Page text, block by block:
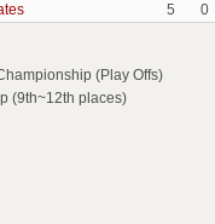
5 0
(Play Offs)
(9th~12th places)